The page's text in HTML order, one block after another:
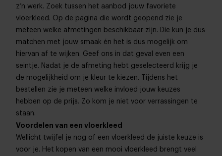
z’n werk. Zoek tussen het aanbod jouw favoriete
vloerkleed. Op de pagina die wordt geopend zie je
meteen welke afmetingen beschikbaar zijn. Die kun je dus
matchen met jouw smaak én het is dus mogelijk om
hiervan af te wijken. Geef ons in dat geval even een
seintje. Nadat je de afmeting hebt geselecteerd krijg je
de mogelijkheid om je kleur te kiezen. Tijdens het
bestellen zie je meteen welke invloed jouw keuzes
hebben op de prijs. Zo kom je niet voor verrassingen te
staan.
Voordelen van een vloerkleed
Wellicht twijfel je nog of een vloerkleed de juiste keuze is
voor je. Het kopen van een mooi vloerkleed brengt veel